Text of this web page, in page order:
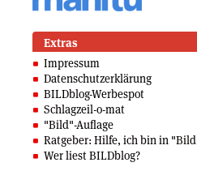
Extras
Impressum
Datenschutzerklärung
BILDblog-Werbespot
Schlagzeil-o-mat
"Bild"-Auflage
Ratgeber: Hilfe, ich bin in
Wer liest BILDblog?